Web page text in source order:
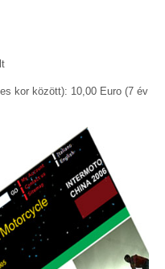
között): 10,00 Euro (7 év